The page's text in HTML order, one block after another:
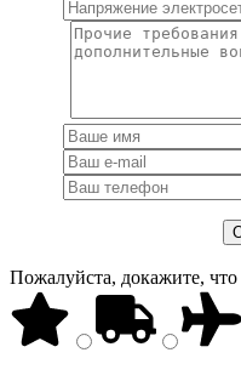
Пожалуйста, докажите,